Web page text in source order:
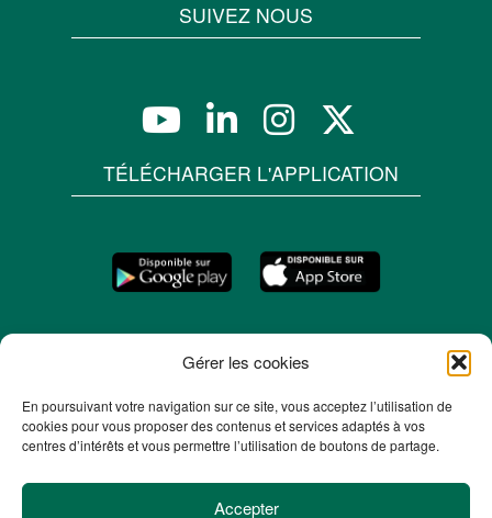
Gérer les cookies
En poursuivant votre navigation sur ce site, vous acceptez l’utilisation de
cookies pour vous proposer des contenus et services adaptés à vos
centres d’intérêts et vous permettre l’utilisation de boutons de partage.
Accepter
SUIVEZ NOUS
TÉLÉCHARGER L'APPLICATION